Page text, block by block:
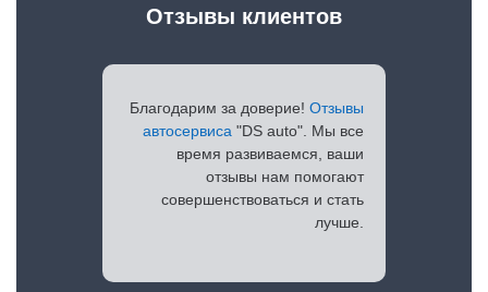
Благодарим за доверие! Отзывы
автосервиса "DS auto". Мы все
время развиваемся, ваши
отзывы нам помогают
совершенствоваться и стать
лучше.
Отзывы клиентов